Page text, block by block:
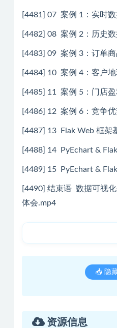
[4481] 07 案例 1：实时
[4482] 08 案例 2：历史
[4483] 09 案例 3：订单
[4484] 10 案例 4：客户
[4485] 11 案例 5：门店
[4486] 12 案例 6：竞争
[4487] 13 Flak Web 框架
[4488] 14 PyEchart &
[4489] 15 PyEchart &
[4490] 结束语 数据可视
体会.mp4
📥 隐
资源信息